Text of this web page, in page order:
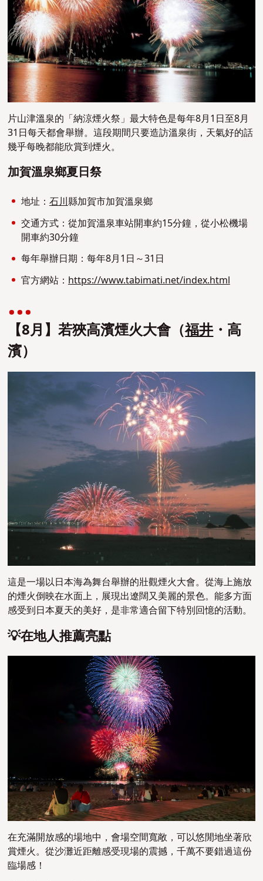
片山津溫泉的「納涼煙火祭」最大特色是每年8月1日至8月
31日每天都會舉辦。這段期間只要造訪溫泉街，天氣好的話
幾乎每晚都能欣賞到煙火。
加賀溫泉鄉夏日祭
地址： 石川縣加賀市加賀溫泉鄉
交通方式：從加賀溫泉車站開車約15分鐘，從小松機場
開車約30分鐘
每年舉辦日期：每年8月1日～31日
官方網站：https://www.tabimati.net/index.html
【8月】若狹高濱煙火大會（福井・高
濱）
這是一場以日本海為舞台舉辦的壯觀煙火大會。從海上施放
的煙火倒映在水面上，展現出遼闊又美麗的景色。能多方面
感受到日本夏天的美好，是非常適合留下特別回憶的活動。
💡在地人推薦亮點
在充滿開放感的場地中，會場空間寬敞，可以悠閒地坐著欣
賞煙火。從沙灘近距離感受現場的震撼，千萬不要錯過這份
臨場感！